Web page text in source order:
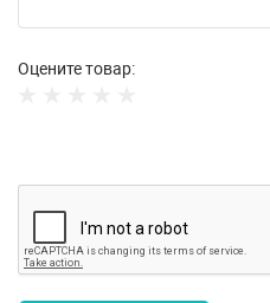
Оцените товар: